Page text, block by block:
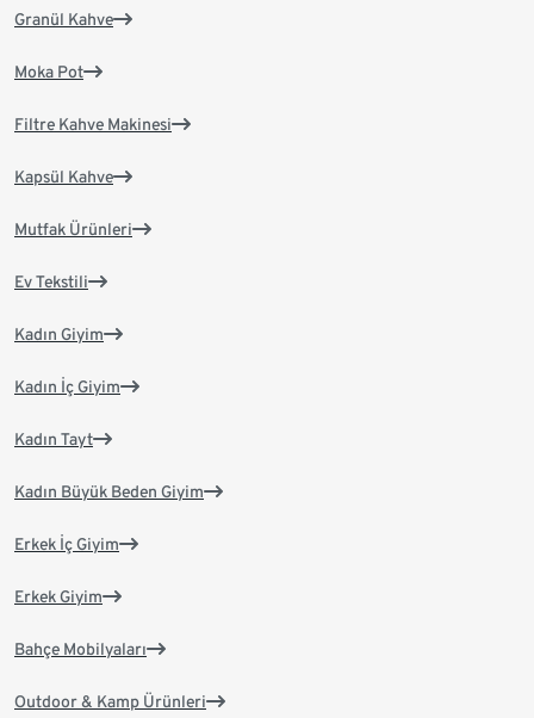
Granül Kahve
Moka Pot
Filtre Kahve Makinesi
Kapsül Kahve
Mutfak Ürünleri
Ev Tekstili
Kadın Giyim
Kadın İç Giyim
Kadın Tayt
Kadın Büyük Beden Giyim
Erkek İç Giyim
Erkek Giyim
Bahçe Mobilyaları
Outdoor & Kamp Ürünleri